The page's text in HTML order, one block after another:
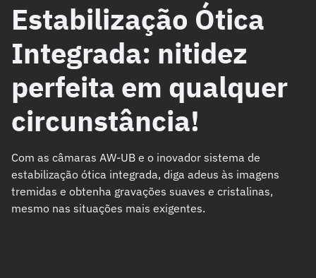
Estabilização Ótica
Integrada: nitidez
perfeita em qualquer
circunstância!
Com as câmaras AW-UB e o inovador sistema de
estabilização ótica integrada, diga adeus às imagens
tremidas e obtenha gravações suaves e cristalinas,
mesmo nas situações mais exigentes.